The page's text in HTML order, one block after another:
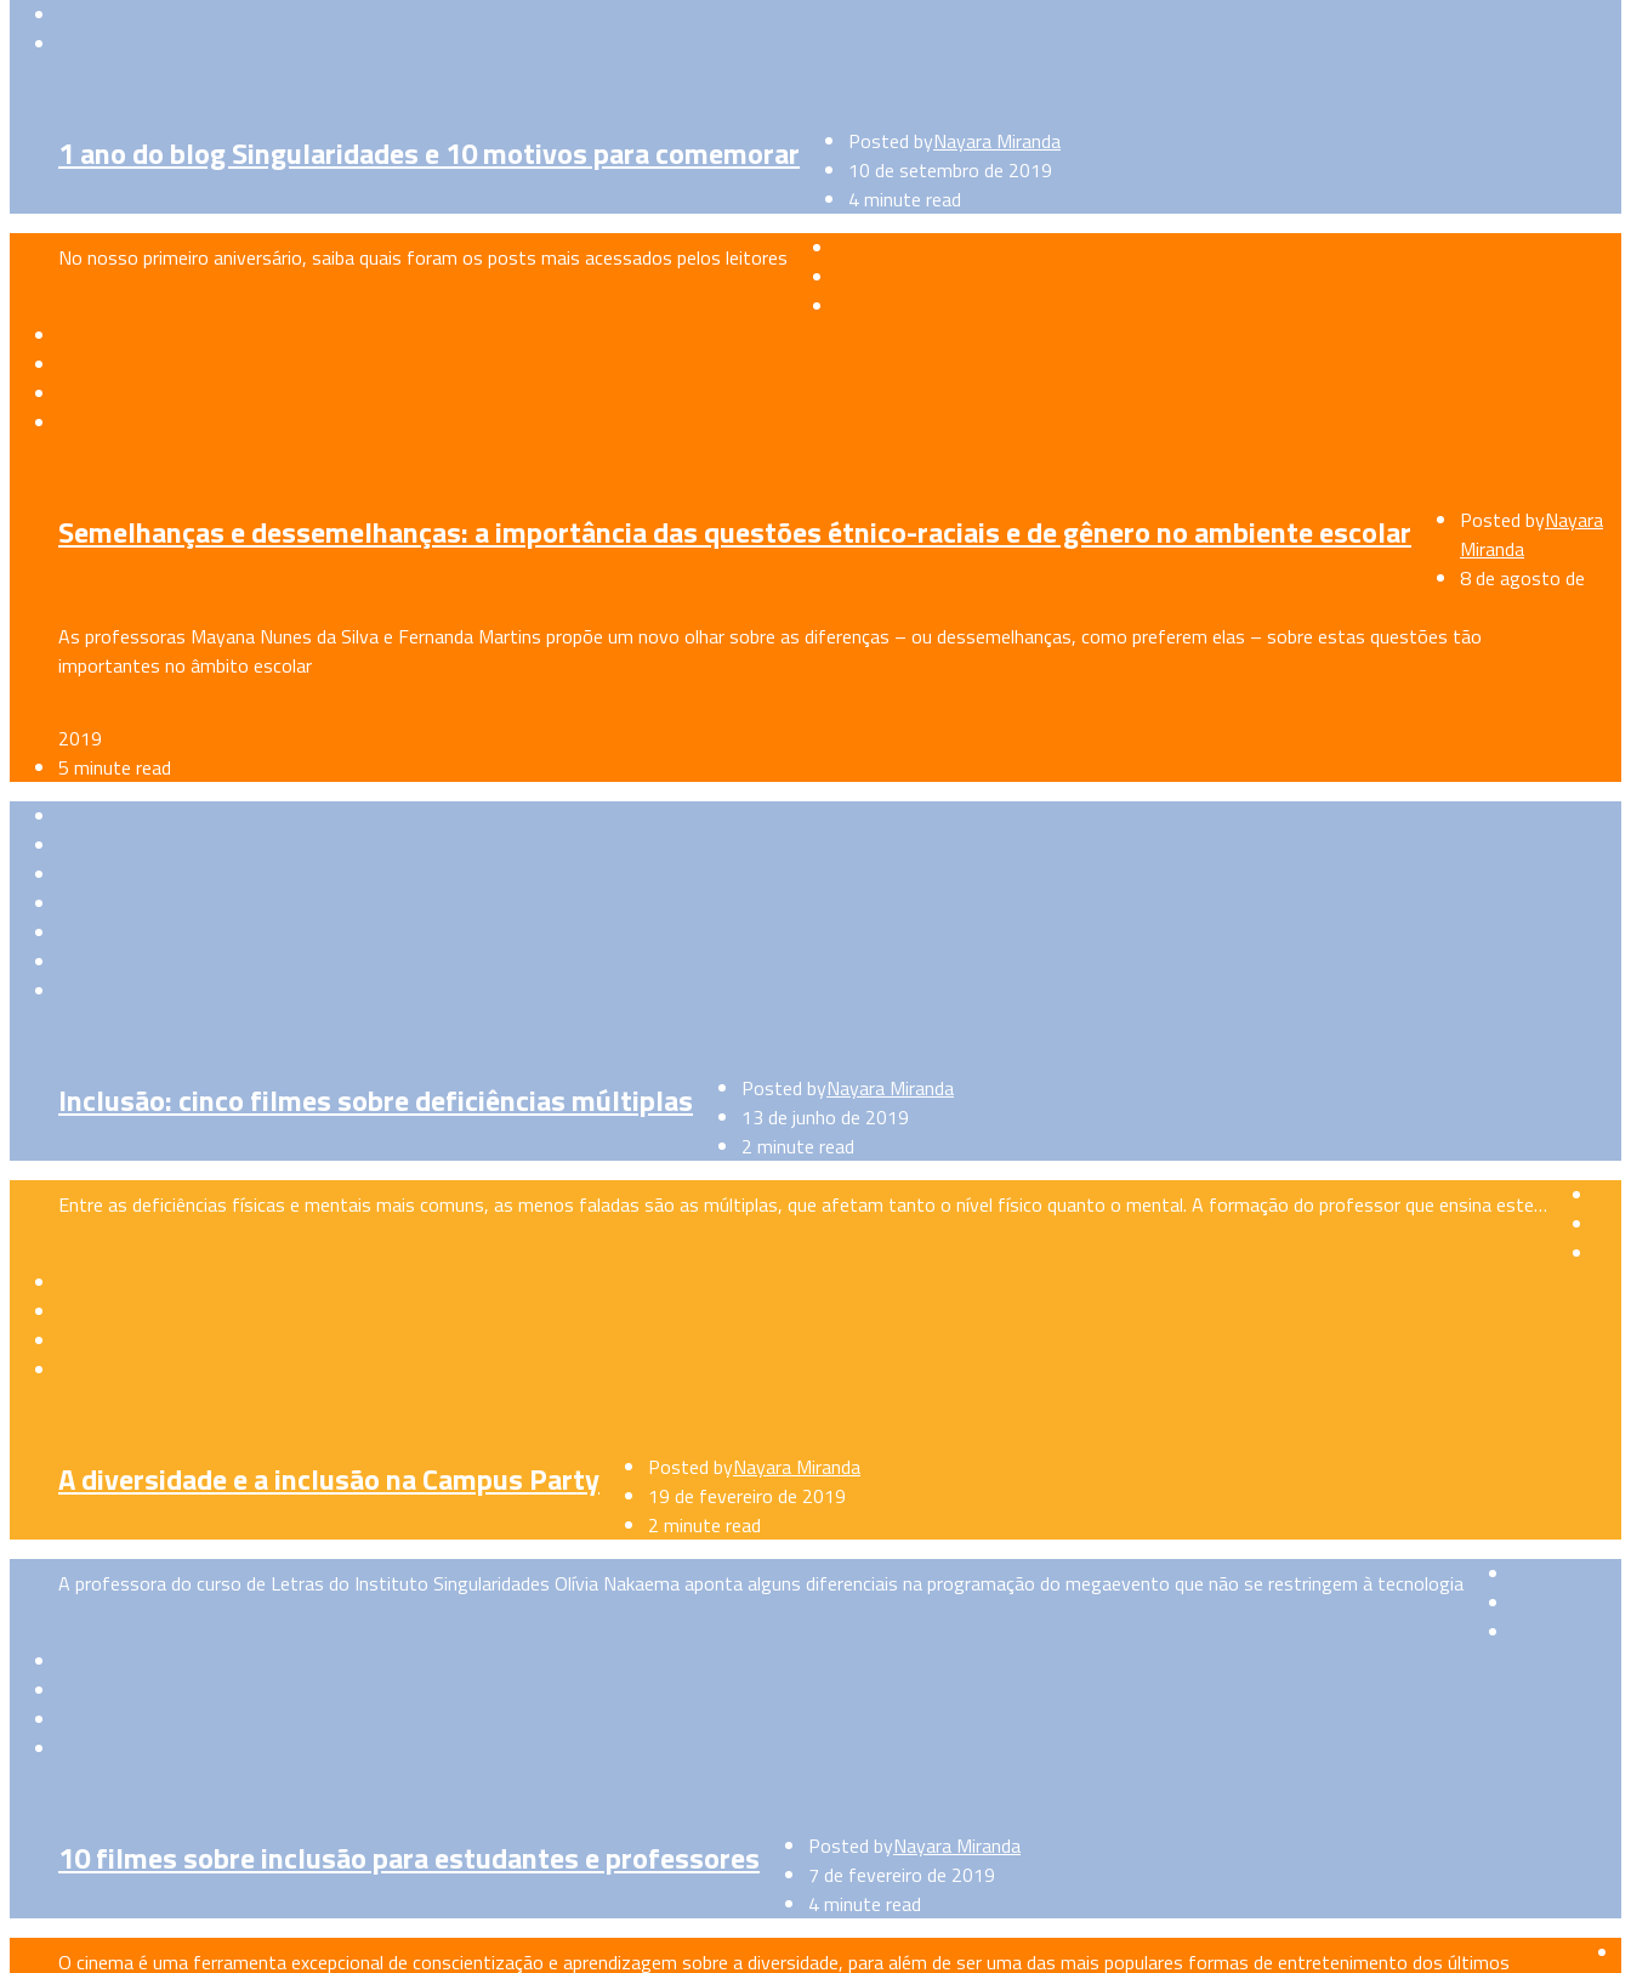
1 ano do blog Singularidades e 10 motivos para comemorar
No nosso primeiro aniversário, saiba quais foram os posts mais acessados pelos leitores
Posted byNayara Miranda
10 de setembro de 2019
4 minute read
Semelhanças e dessemelhanças: a importância das questões étnico-raciais e de gênero no ambiente escolar
As professoras Mayana Nunes da Silva e Fernanda Martins propõe um novo olhar sobre as diferenças – ou dessemelhanças, como preferem elas – sobre estas questões tão
importantes no âmbito escolar
Posted byNayara
Miranda
8 de agosto de
2019
5 minute read
Inclusão: cinco filmes sobre deficiências múltiplas
Entre as deficiências físicas e mentais mais comuns, as menos faladas são as múltiplas, que afetam tanto o nível físico quanto o mental. A formação do professor que ensina este…
Posted byNayara Miranda
13 de junho de 2019
2 minute read
A diversidade e a inclusão na Campus Party
A professora do curso de Letras do Instituto Singularidades Olívia Nakaema aponta alguns diferenciais na programação do megaevento que não se restringem à tecnologia
Posted byNayara Miranda
19 de fevereiro de 2019
2 minute read
10 filmes sobre inclusão para estudantes e professores
O cinema é uma ferramenta excepcional de conscientização e aprendizagem sobre a diversidade, para além de ser uma das mais populares formas de entretenimento dos últimos
Posted byNayara Miranda
7 de fevereiro de 2019
4 minute read